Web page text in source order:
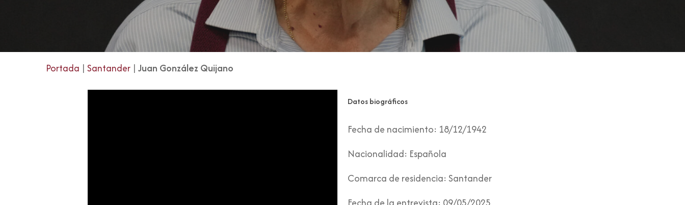
Portada | Santander | Juan González Quijano
Datos biográficos
Fecha de nacimiento: 18/12/1942
Nacionalidad: Española
Comarca de residencia: Santander